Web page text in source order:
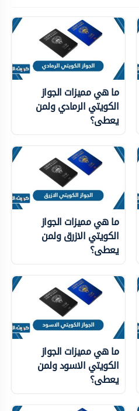
ما هي مميزات الجواز
الكويتي الرمادي ولمن
يعطى؟
ما هي مميزات الجواز
الكويتي الازرق ولمن
يعطى؟
ما هي مميزات الجواز
الكويتي الاسود ولمن
يعطى؟